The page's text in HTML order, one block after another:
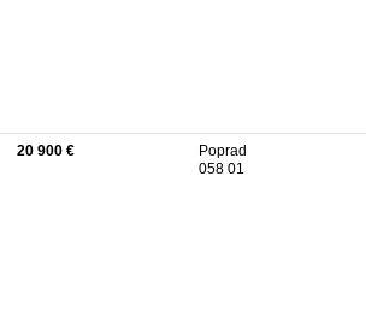
20 900 €
Poprad
058 01